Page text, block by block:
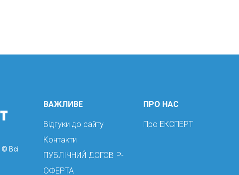
© Всі
ВАЖЛИВЕ
Відгуки до сайту
Контакти
ПУБЛІЧНИЙ ДОГОВІР-
ОФЕРТА
ПРО НАС
Про ЕКСПЕРТ